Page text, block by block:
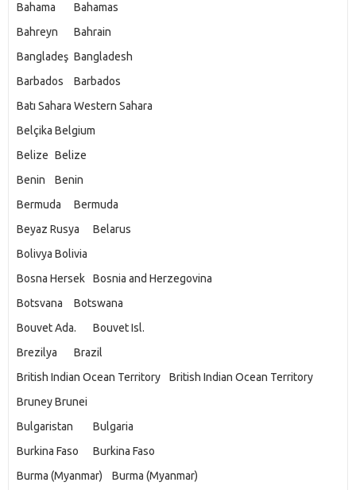
Bahama
Bahamas
Bahreyn
Bahrain
Bangladeş Bangladesh
Barbados
Barbados
Batı Sahara Western Sahara
Belçika Belgium
Belize Belize
Benin
Benin
Bermuda
Bermuda
Beyaz Rusya
Belarus
Bolivya Bolivia
Bosna Hersek
Bosnia and Herzegovina
Botsvana
Botswana
Bouvet Ada.
Bouvet Isl.
Brezilya
Brazil
British Indian Ocean Territory
British Indian Ocean Territory
BruneyBrunei
Bulgaristan
Bulgaria
Burkina Faso
Burkina Faso
Burma (Myanmar)
Burma (Myanmar)